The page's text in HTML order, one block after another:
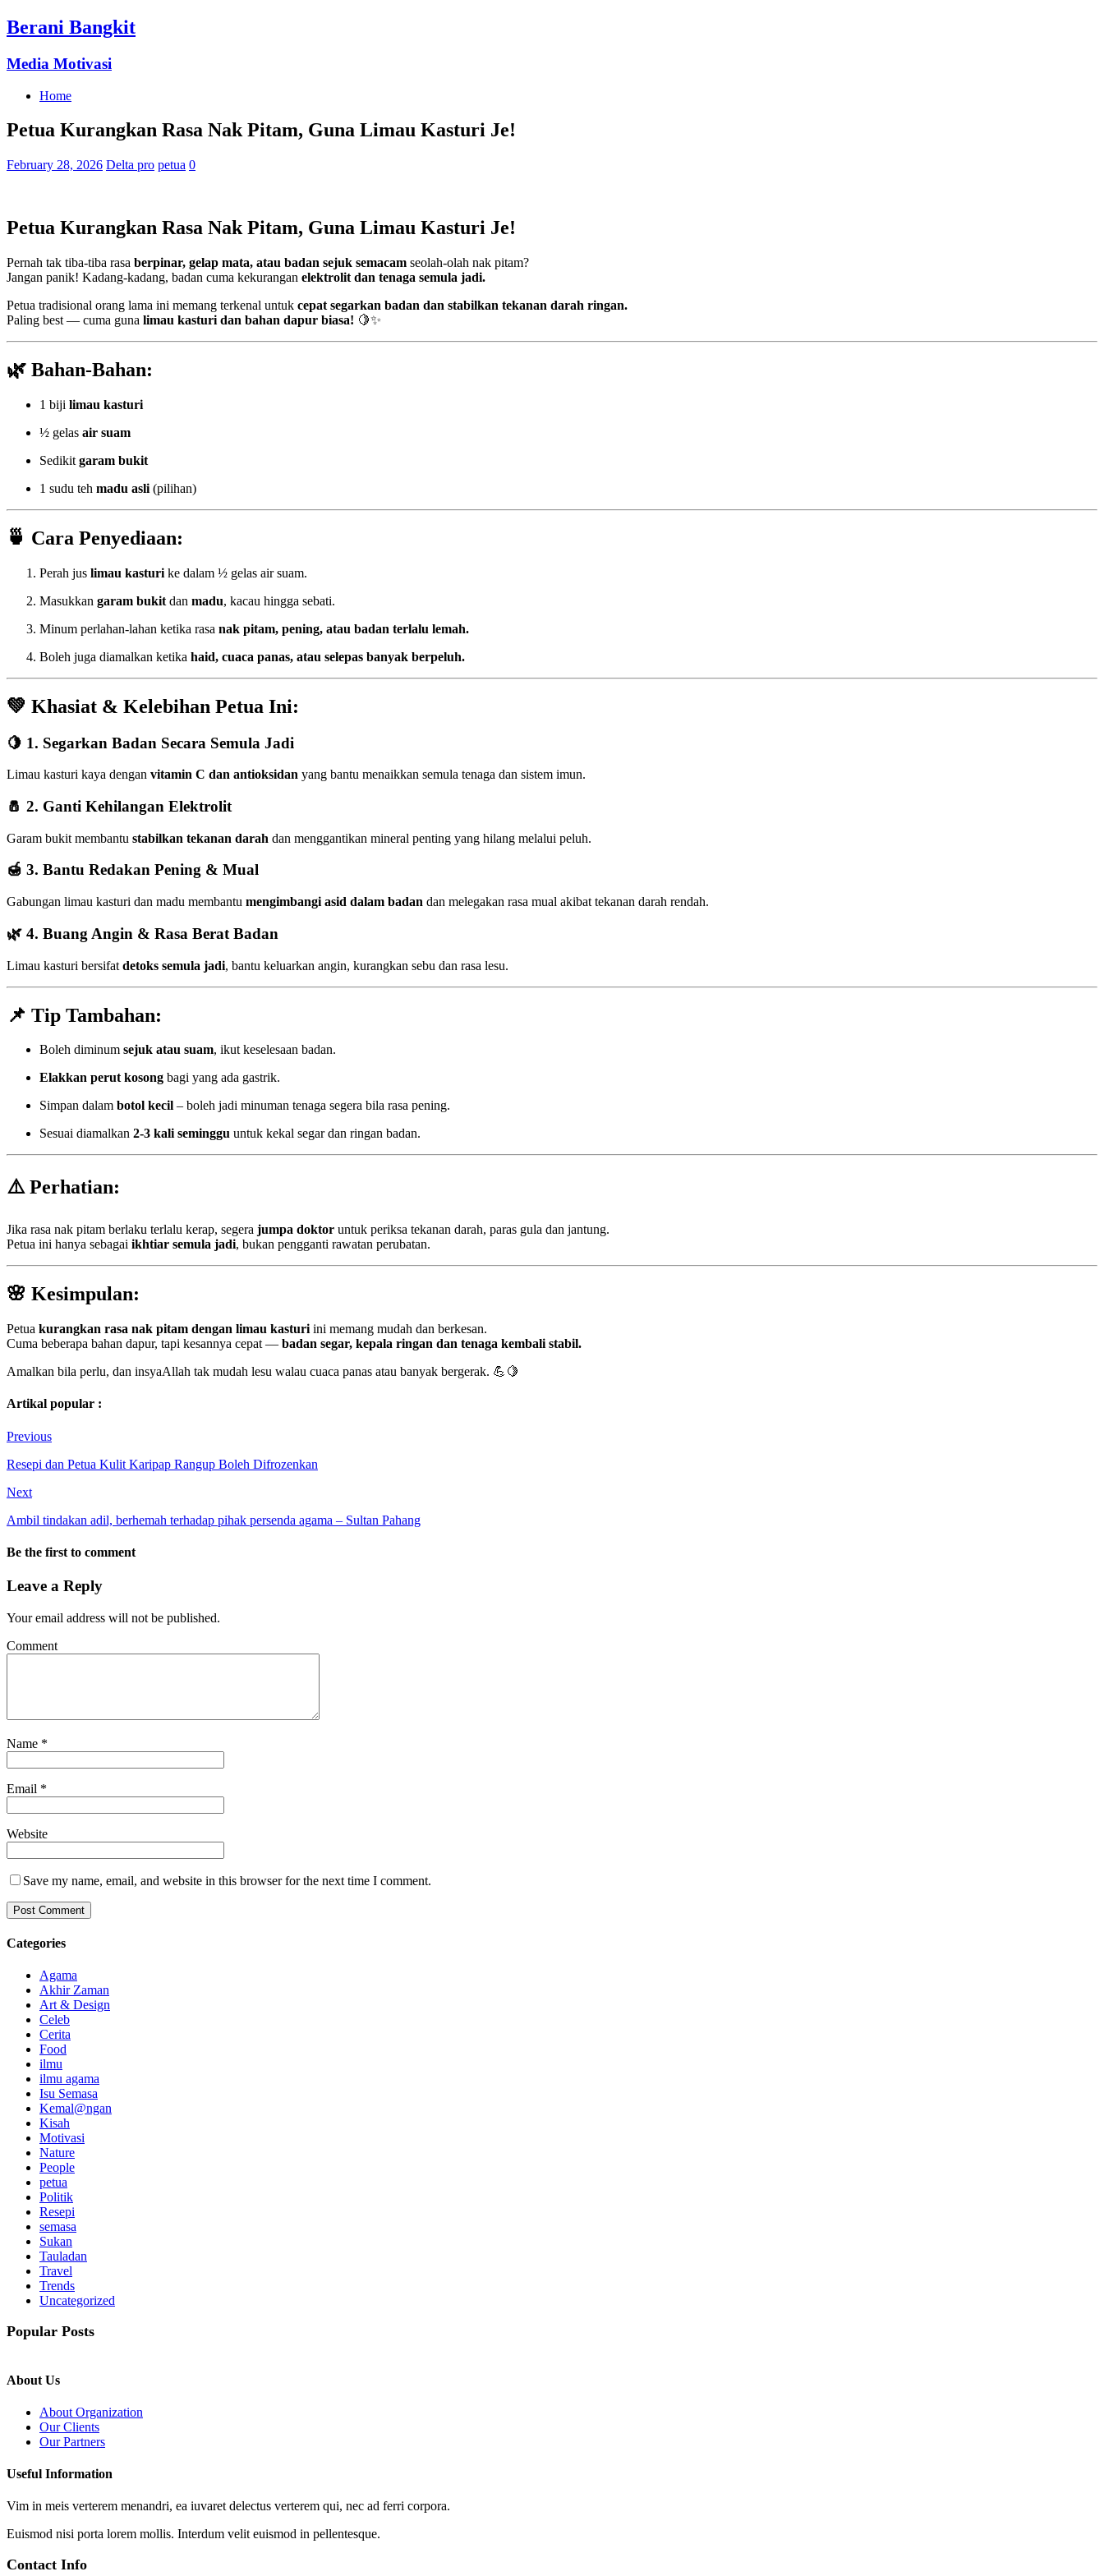
Berani Bangkit
Media Motivasi
Home
Petua Kurangkan Rasa Nak Pitam, Guna Limau Kasturi Je!
February 28, 2026 Delta pro petua 0
Petua Kurangkan Rasa Nak Pitam, Guna Limau Kasturi Je!
Pernah tak tiba-tiba rasa berpinar, gelap mata, atau badan sejuk semacam seolah-olah nak pitam?
Jangan panik! Kadang-kadang, badan cuma kekurangan elektrolit dan tenaga semula jadi.
Petua tradisional orang lama ini memang terkenal untuk cepat segarkan badan dan stabilkan tekanan darah ringan.
Paling best — cuma guna limau kasturi dan bahan dapur biasa! 🍋✨
🌿 Bahan-Bahan:
1 biji limau kasturi
½ gelas air suam
Sedikit garam bukit
1 sudu teh madu asli (pilihan)
🍵 Cara Penyediaan:
Perah jus limau kasturi ke dalam ½ gelas air suam.
Masukkan garam bukit dan madu, kacau hingga sebati.
Minum perlahan-lahan ketika rasa nak pitam, pening, atau badan terlalu lemah.
Boleh juga diamalkan ketika haid, cuaca panas, atau selepas banyak berpeluh.
💚 Khasiat & Kelebihan Petua Ini:
🍋 1. Segarkan Badan Secara Semula Jadi
Limau kasturi kaya dengan vitamin C dan antioksidan yang bantu menaikkan semula tenaga dan sistem imun.
🧂 2. Ganti Kehilangan Elektrolit
Garam bukit membantu stabilkan tekanan darah dan menggantikan mineral penting yang hilang melalui peluh.
🍯 3. Bantu Redakan Pening & Mual
Gabungan limau kasturi dan madu membantu mengimbangi asid dalam badan dan melegakan rasa mual akibat tekanan darah rendah.
🌿 4. Buang Angin & Rasa Berat Badan
Limau kasturi bersifat detoks semula jadi, bantu keluarkan angin, kurangkan sebu dan rasa lesu.
📌 Tip Tambahan:
Boleh diminum sejuk atau suam, ikut keselesaan badan.
Elakkan perut kosong bagi yang ada gastrik.
Simpan dalam botol kecil – boleh jadi minuman tenaga segera bila rasa pening.
Sesuai diamalkan 2-3 kali seminggu untuk kekal segar dan ringan badan.
⚠️Perhatian:
Jika rasa nak pitam berlaku terlalu kerap, segera jumpa doktor untuk periksa tekanan darah, paras gula dan jantung.
Petua ini hanya sebagai ikhtiar semula jadi, bukan pengganti rawatan perubatan.
🌸 Kesimpulan:
Petua kurangkan rasa nak pitam dengan limau kasturi ini memang mudah dan berkesan.
Cuma beberapa bahan dapur, tapi kesannya cepat — badan segar, kepala ringan dan tenaga kembali stabil.
Amalkan bila perlu, dan insyaAllah tak mudah lesu walau cuaca panas atau banyak bergerak. 💪🍋
Artikal popular :
Previous
Resepi dan Petua Kulit Karipap Rangup Boleh Difrozenkan
Next
Ambil tindakan adil, berhemah terhadap pihak persenda agama – Sultan Pahang
Be the first to comment
Leave a Reply
Your email address will not be published.
Comment
Name *
Email *
Website
Save my name, email, and website in this browser for the next time I comment.
Categories
Agama
Akhir Zaman
Art & Design
Celeb
Cerita
Food
ilmu
ilmu agama
Isu Semasa
Kemal@ngan
Kisah
Motivasi
Nature
People
petua
Politik
Resepi
semasa
Sukan
Tauladan
Travel
Trends
Uncategorized
Popular Posts
About Us
About Organization
Our Clients
Our Partners
Useful Information
Vim in meis verterem menandri, ea iuvaret delectus verterem qui, nec ad ferri corpora.
Euismod nisi porta lorem mollis. Interdum velit euismod in pellentesque.
Contact Info